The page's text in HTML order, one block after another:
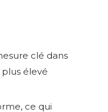
clé dans
élevé
ce qui